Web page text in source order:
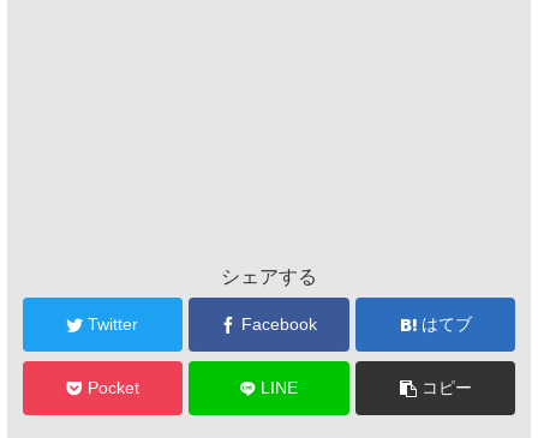
シェアする
Twitter Facebook はてブ
Pocket LINE コピー